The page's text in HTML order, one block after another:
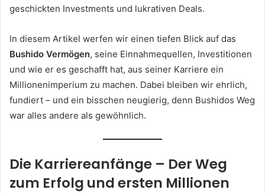
geschickten Investments und lukrativen Deals.
In diesem Artikel werfen wir einen tiefen Blick auf das
Bushido Vermögen, seine Einnahmequellen, Investitionen
und wie er es geschafft hat, aus seiner Karriere ein
Millionenimperium zu machen. Dabei bleiben wir ehrlich,
fundiert – und ein bisschen neugierig, denn Bushidos Weg
war alles andere als gewöhnlich.
Die Karriereanfänge – Der Weg
zum Erfolg und ersten Millionen